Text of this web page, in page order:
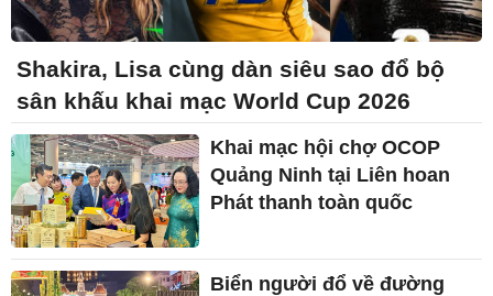
Shakira, Lisa cùng dàn siêu sao đổ bộ
sân khấu khai mạc World Cup 2026
Khai mạc hội chợ OCOP
Quảng Ninh tại Liên hoan
Phát thanh toàn quốc
Biển người đổ về đường